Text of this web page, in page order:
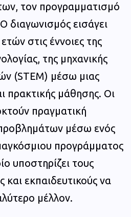
τον προγραμματισμό
διαγωνισμός εισάγει
στις έννοιες της
της μηχανικής
(STEM) μέσω μιας
πρακτικής μάθησης. Οι
πραγματική
προβλημάτων μέσω ενός
προγράμματος
υποστηρίζει τους
και εκπαιδευτικούς να
μέλλον.